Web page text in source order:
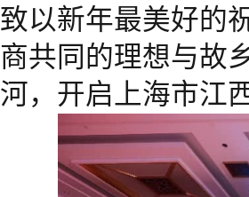
致以新年最美好的
商共同的理想与故
河，开启上海市江